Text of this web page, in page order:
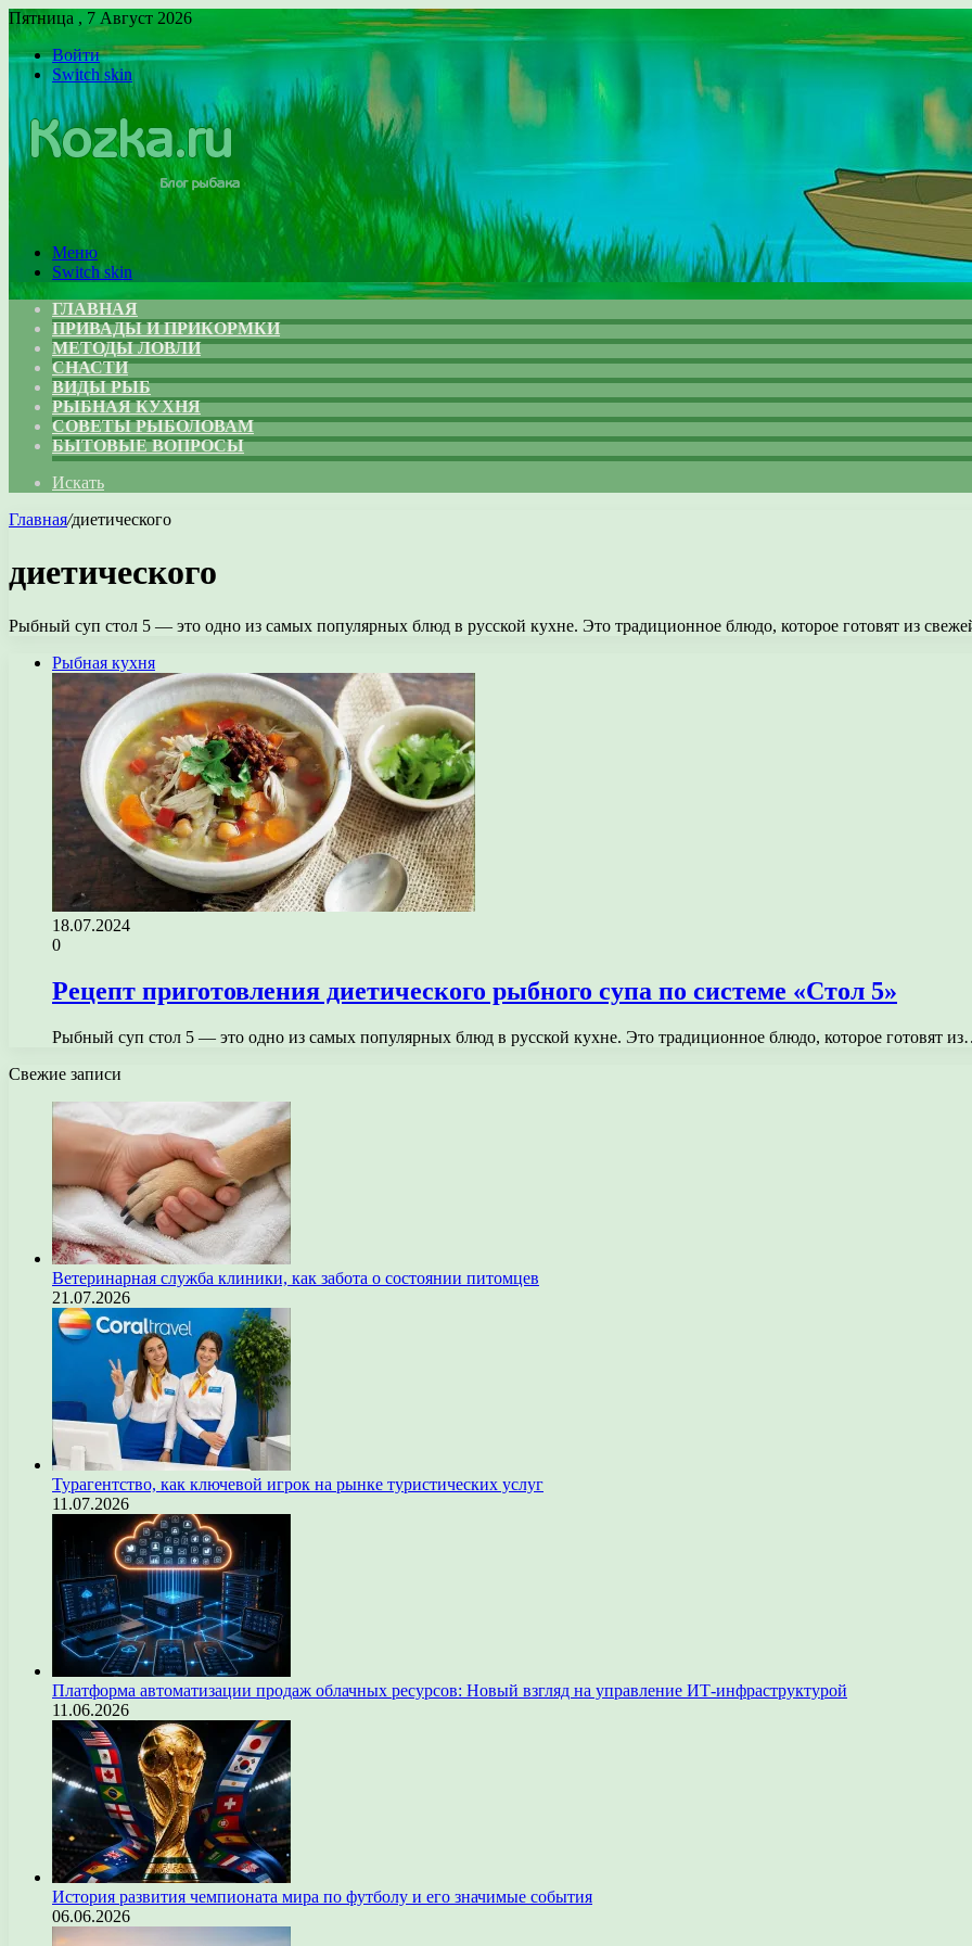
Пятница , 7 Август 2026
Войти
Switch skin
Меню
Switch skin
ГЛАВНАЯ
ПРИВАДЫ И ПРИКОРМКИ
МЕТОДЫ ЛОВЛИ
СНАСТИ
ВИДЫ РЫБ
РЫБНАЯ КУХНЯ
СОВЕТЫ РЫБОЛОВАМ
БЫТОВЫЕ ВОПРОСЫ
Искать
Главная/диетического
диетического
Рыбный суп стол 5 — это одно из самых популярных блюд в русской кухне. Это традиционное блюдо, которое готовят из
Рыбная кухня
18.07.2024
0
Рецепт приготовления диетического рыбного супа по системе «Стол 5»
Рыбный суп стол 5 — это одно из самых популярных блюд в русской кухне. Это традиционное блюдо, которое готовят
Свежие записи
Ветеринарная служба клиники, как забота о состоянии питомцев
21.07.2026
Турагентство, как ключевой игрок на рынке туристических услуг
11.07.2026
Платформа автоматизации продаж облачных ресурсов: Новый взгляд на управление ИТ-инфраструктурой
11.06.2026
История развития чемпионата мира по футболу и его значимые события
06.06.2026